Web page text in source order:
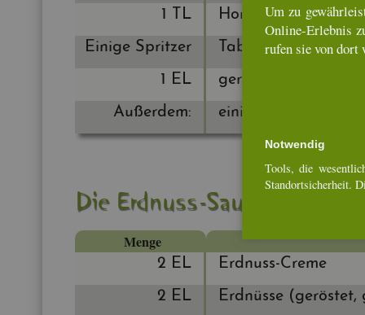
1 TL
Honig
Ei­ni­ge Sprit­zer
Ta­bas­co
1 EL
ge­rös­te­te Se­sam­saat
Au­ßer­dem:
ei­ni­ge Blätt­chen
Die Erd­nuss-Sauce
Menge
2 EL
Erd­nuss-Creme
2 EL
Erd­nüs­se
Um zu
On­line-Er­leb­nis
rufen sie von dort
Not­wen­dig
Tools, die
Stand­ort­si­cher­heit.